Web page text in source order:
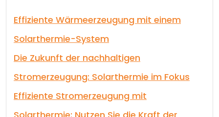
Effiziente Wärmeerzeugung mit einem
Solarthermie-System
Die Zukunft der nachhaltigen
Stromerzeugung: Solarthermie im Fokus
Effiziente Stromerzeugung mit